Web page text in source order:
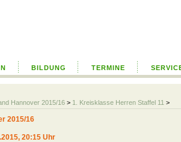
BILDUNG TERMINE
Hannover 2015/16 > 1. Kreisklasse Herren Staffel 11 >
2015/16
20:15 Uhr